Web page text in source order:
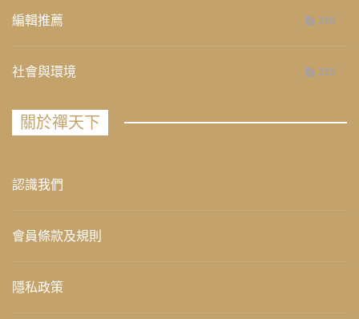
編輯推薦 236
社會與環境 235
關於禪天下
認識我們
會員條款及規則
隱私政策